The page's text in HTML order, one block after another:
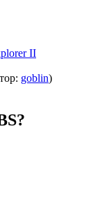
II
goblin)